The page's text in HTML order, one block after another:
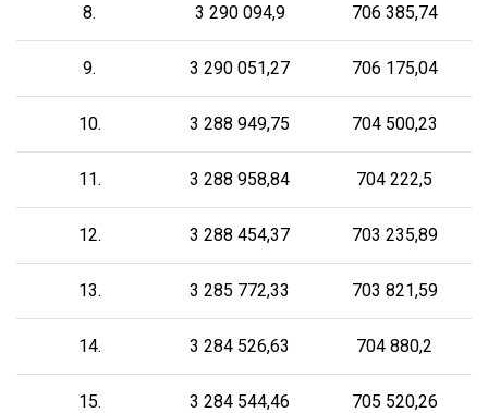
8. 3 290 094,9 706 385,74
9. 3 290 051,27 706 175,04
10. 3 288 949,75 704 500,23
11. 3 288 958,84 704 222,5
12. 3 288 454,37 703 235,89
13. 3 285 772,33 703 821,59
14. 3 284 526,63 704 880,2
15. 3 284 544,46 705 520,26